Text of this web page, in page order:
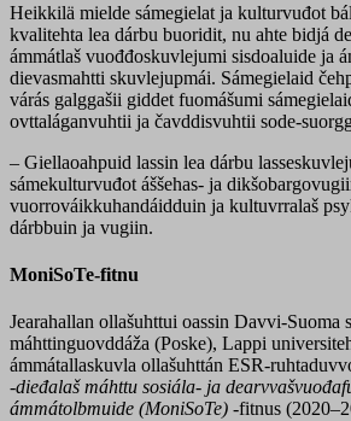
Heikkilä mielde sámegielat ja kulturvuđot
kvalitehta lea dárbu buoridit, nu ahte bidjá
ámmátlaš vuođđoskuvlejumi sisdoaluide ja
dievasmahtti skuvlejupmái. Sámegielaid
várás galggašii giddet fuomášumi
ovttaláganvuhtii ja čavddisvuhtii sode-
– Giellaoahpuid lassin lea dárbu
sámekulturvuđot áššehas- ja
vuorrováikkuhandáidduin ja kultuvrralaš
dárbbuin ja vugiin.
MoniSoTe-fitnu
Jearahallan ollašuhttui oassin Davvi-Suoma
máhttinguovddáža (Poske), Lappi
ámmátallaskuvla ollašuhttán ESR-
-dieđalaš máhttu sosiála- ja
ámmátolbmuide (MoniSoTe) -fitnus